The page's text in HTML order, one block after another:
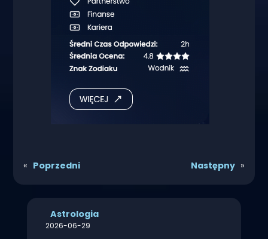
« Poprzedni Następny »
Astrologia
2026-06-29